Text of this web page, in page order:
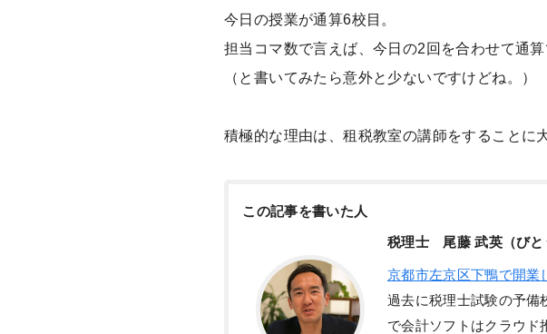
今日の授業が通算6校目。
担当コマ数で言えば、今日の2回を合わせて通算
（と書いてみたら意外と少ないですけどね。）
積極的な理由は、租税教室の講師をすることに
この記事を書いた人
税理士 尾藤 武英（びと
京都市左京区下鴨で開業
過去に税理士試験の予備
で会計ソフトはクラウド